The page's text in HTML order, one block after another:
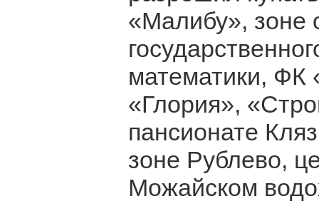
«Малибу», зоне
математики, ФК
«Глория»,
пансионате
зоне Рублево,
Можайском